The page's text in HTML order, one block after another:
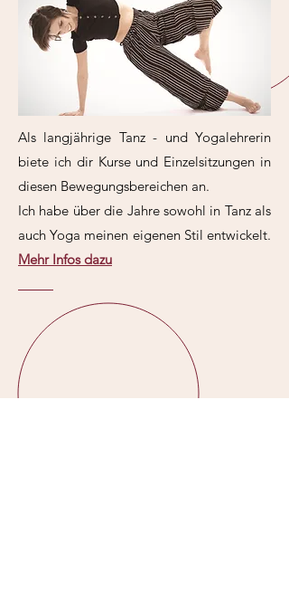
Als langjährige Tanz - und Yogalehrerin
biete ich dir Kurse und Einzelsitzungen in
diesen Bewegungsbereichen an.
Ich habe über die Jahre sowohl in Tanz als
auch Yoga meinen eigenen Stil entwickelt.
Mehr Infos dazu